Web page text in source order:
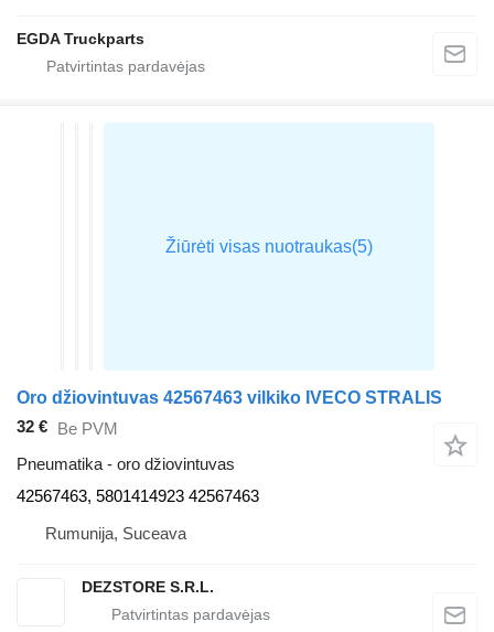
EGDA Truckparts
Oro džiovintuvas 42567463 vilkiko IVECO STRALIS
32 € Be PVM
Pneumatika - oro džiovintuvas
42567463, 5801414923 42567463
Rumunija, Suceava
DEZSTORE S.R.L.